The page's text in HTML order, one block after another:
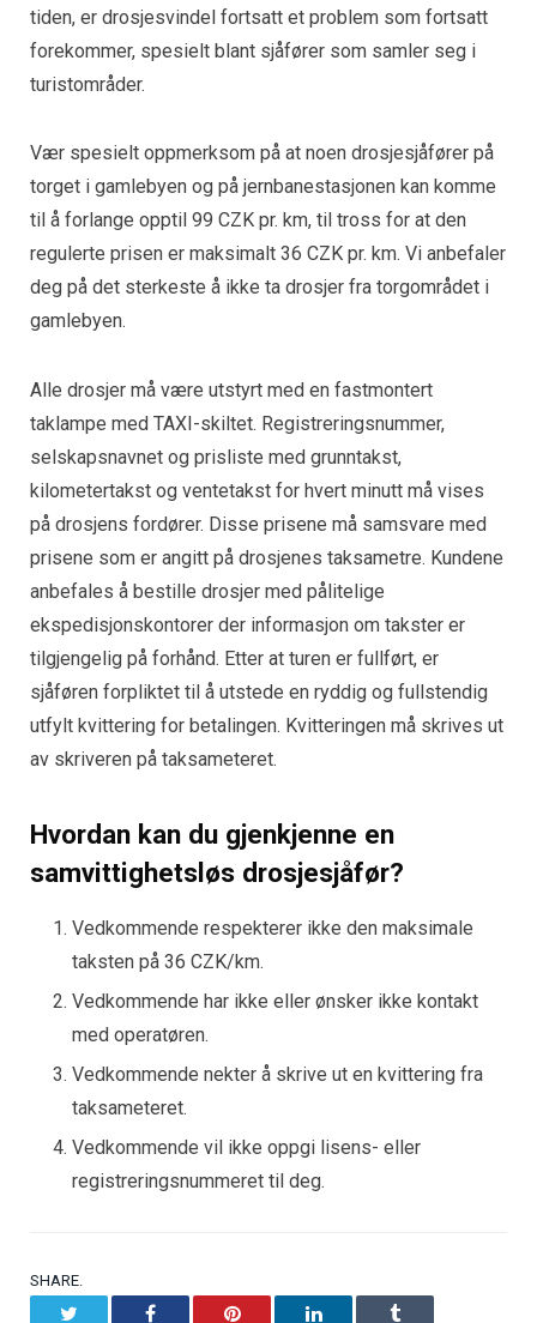
tiden, er drosjesvindel fortsatt et problem som fortsatt
forekommer, spesielt blant sjåfører som samler seg i
turistområder.
Vær spesielt oppmerksom på at noen drosjesjåfører på
torget i gamlebyen og på jernbanestasjonen kan komme
til å forlange opptil 99 CZK pr. km, til tross for at den
regulerte prisen er maksimalt 36 CZK pr. km. Vi anbefaler
deg på det sterkeste å ikke ta drosjer fra torgområdet i
gamlebyen.
Alle drosjer må være utstyrt med en fastmontert
taklampe med TAXI-skiltet. Registreringsnummer,
selskapsnavnet og prisliste med grunntakst,
kilometertakst og ventetakst for hvert minutt må vises
på drosjens fordører. Disse prisene må samsvare med
prisene som er angitt på drosjenes taksametre. Kundene
anbefales å bestille drosjer med pålitelige
ekspedisjonskontorer der informasjon om takster er
tilgjengelig på forhånd. Etter at turen er fullført, er
sjåføren forpliktet til å utstede en ryddig og fullstendig
utfylt kvittering for betalingen. Kvitteringen må skrives ut
av skriveren på taksameteret.
Hvordan kan du gjenkjenne en
samvittighetsløs drosjesjåfør?
Vedkommende respekterer ikke den maksimale
taksten på 36 CZK/km.
Vedkommende har ikke eller ønsker ikke kontakt
med operatøren.
Vedkommende nekter å skrive ut en kvittering fra
taksameteret.
Vedkommende vil ikke oppgi lisens- eller
registreringsnummeret til deg.
SHARE.
Facebook Pinterest LinkedIn Tumblr